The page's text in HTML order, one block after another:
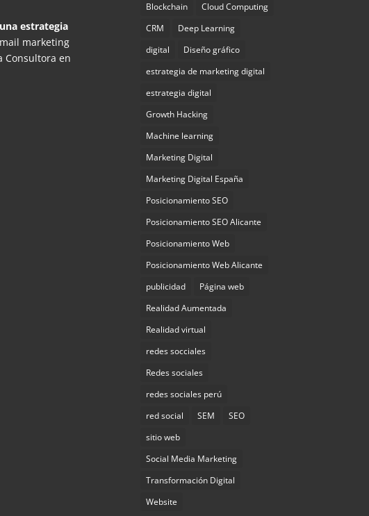
estrategia
marketing
Consultora en
Blockchain
Cloud Computing
CRM
Deep Learning
digital
Diseño gráfico
estrategia de marketing digital
estrategia digital
Growth Hacking
Machine learning
Marketing Digital
Marketing Digital España
Posicionamiento SEO
Posicionamiento SEO Alicante
Posicionamiento Web
Posicionamiento Web Alicante
publicidad
Página web
Realidad Aumentada
Realidad virtual
redes socciales
Redes sociales
redes sociales perú
red social
SEM
SEO
sitio web
Social Media Marketing
Transformación Digital
Website